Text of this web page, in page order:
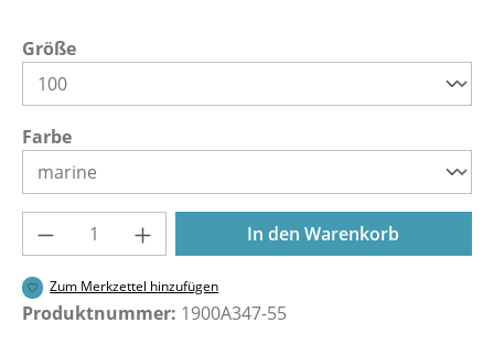
Größeauswählen
Farbeauswählen
Produkt Anzahl: Gib den gewünschten
In den Warenkorb
Zum Merkzettel hinzufügen
Produktnummer: 1900A347-55